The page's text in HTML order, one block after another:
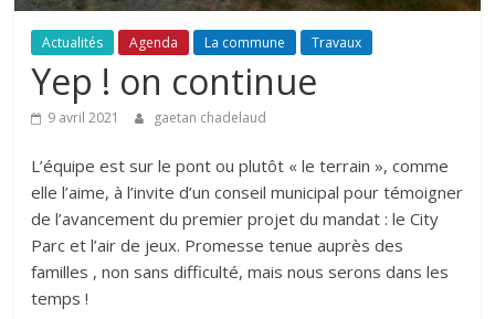
Actualités Agenda La commune Travaux
Yep ! on continue
9 avril 2021 gaetan chadelaud
L’équipe est sur le pont ou plutôt « le terrain », comme
elle l’aime, à l’invite d’un conseil municipal pour témoigner
de l’avancement du premier projet du mandat : le City
Parc et l’air de jeux. Promesse tenue auprès des
familles , non sans difficulté, mais nous serons dans les
temps !